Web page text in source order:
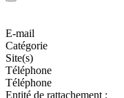
E-mail
Catégorie
Site(s)
Téléphone
Téléphone
Entité de rattachement :